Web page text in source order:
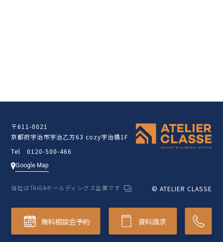
〒611-0021
京都府宇治市宇治乙方63 cozy宇治橋1F
Tel 0120-500-466
Google Map
当社はTAiGAホールディングス企業です © ATELIER CLASSE
無料相談会予約 資料請求